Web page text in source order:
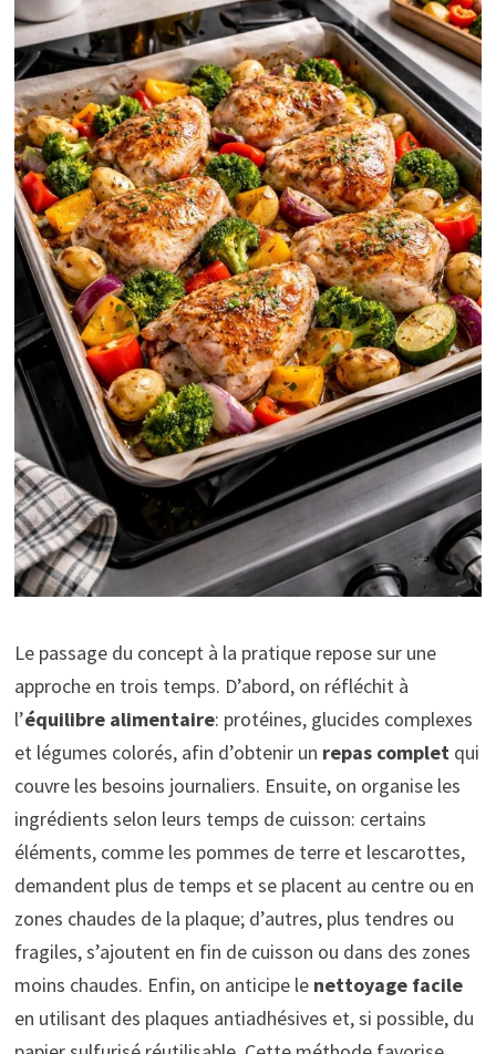
Le passage du concept à la pratique repose sur une
approche en trois temps. D’abord, on réfléchit à
l’équilibre alimentaire: protéines, glucides complexes
et légumes colorés, afin d’obtenir un repas completqui
couvre les besoins journaliers. Ensuite, on organise les
ingrédients selon leurs temps de cuisson: certains
éléments, comme les pommes de terre et lescarottes,
demandent plus de temps et se placent au centre ou en
zones chaudes de la plaque; d’autres, plus tendres ou
fragiles, s’ajoutent en fin de cuisson ou dans des zones
moins chaudes. Enfin, on anticipe le nettoyage facile
en utilisant des plaques antiadhésives et, si possible, du